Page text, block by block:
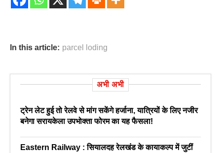
In this article: parcel loding
अभी अभी
ट्रेन लेट हुई तो रेलवे से मांग सकेंगे हर्जाना, यात्रियों के लिए नजीर
बनेगा सरायकेला उपभोक्ता फोरम का यह फैसला!
Eastern Railway : सियालदह रेलखंड के कायाकल्प में जुटीं